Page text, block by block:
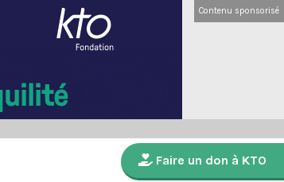
Contenu sponsorisé
Faire un don à KTO